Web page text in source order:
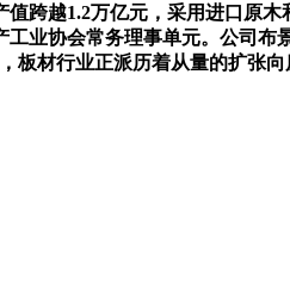
跨越1.2万亿元，采用进口原木
业协会常务理事单元。公司布
材行业正派历着从量的扩张向